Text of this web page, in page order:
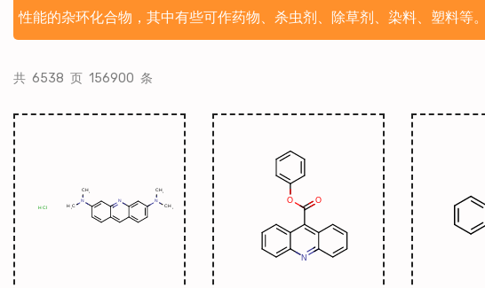
性能的杂环化合物，其中有些可作药物、杀虫剂、除草剂、染料、塑料等。
共 6538 页 156900 条